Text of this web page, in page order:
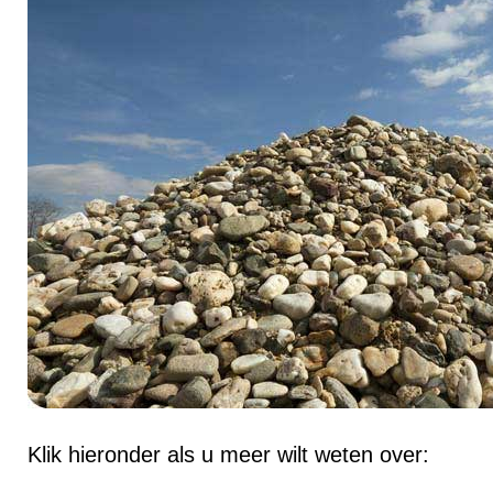
Klik hieronder als u meer wilt weten over: